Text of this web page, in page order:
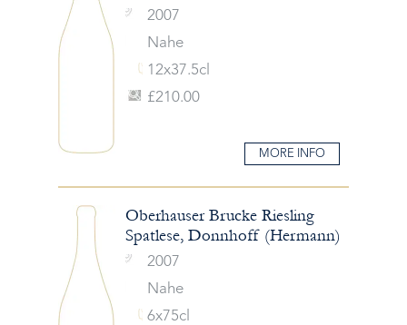
2007
Nahe
12x37.5cl
£210.00
MORE INFO
Oberhauser Brucke Riesling
Spatlese, Donnhoff (Hermann)
2007
Nahe
6x75cl